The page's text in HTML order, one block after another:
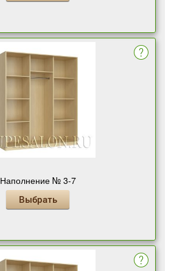
Наполнение № 3-7
Выбрать